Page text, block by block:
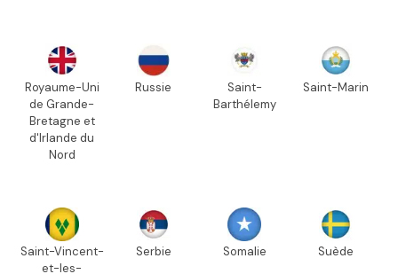
Royaume-Uni
de Grande-
Bretagne et
d'Irlande du
Nord
Russie
Saint-
Barthélemy
Saint-Marin
Saint-Vincent-
et-les-
Serbie Somalie Suède